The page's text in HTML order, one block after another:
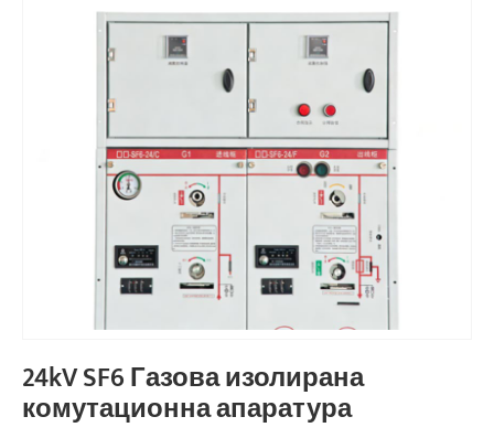
24kV SF6 Газова изолирана
комутационна апаратура